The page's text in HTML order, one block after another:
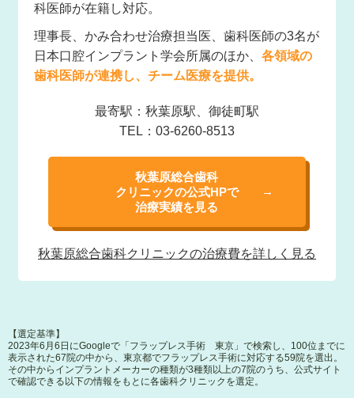
科医師が在籍し対応。
理事長、かみ合わせ治療担当医、歯科医師の3名が
日本口腔インプラント学会所属のほか、 各領域の
歯科医師が連携し、チーム医療を提供。
最寄駅：秋葉原駅、御徒町駅
TEL：03-6260-8513
秋葉原総合歯科
クリニックの公式HPで
治療実績を見る
秋葉原総合歯科クリニックの治療費を詳しく見る
【選定基準】
2023年6月6日にGoogleで「フラップレス手術 東京」で検索し、100位までに
表示された67院の中から、東京都でフラップレス手術に対応する59院を選出。
その中からインプラントメーカーの種類が3種類以上の7院のうち、公式サイト
で確認できる以下の情報をもとに各歯科クリニックを選定。